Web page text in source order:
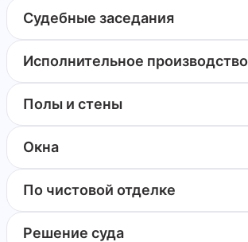
Судебные заседания
Исполнительное производство
Полы и стены
Окна
По чистовой отделке
Решение суда